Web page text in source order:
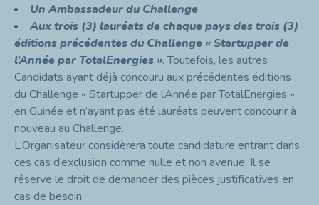
Un Ambassadeur du Challenge
Aux trois (3) lauréats de chaque pays des trois (3)
éditions précédentes du Challenge « Startupper de
l’Année par TotalEnergies ». Toutefois, les autres
Candidats ayant déjà concouru aux précédentes éditions
du Challenge « Startupper de l’Année par TotalEnergies »
en Guinée et n’ayant pas été lauréats peuvent concourir à
nouveau au Challenge.
L’Organisateur considèrera toute candidature entrant dans
ces cas d’exclusion comme nulle et non avenue. Il se
réserve le droit de demander des pièces justificatives en
cas de besoin.